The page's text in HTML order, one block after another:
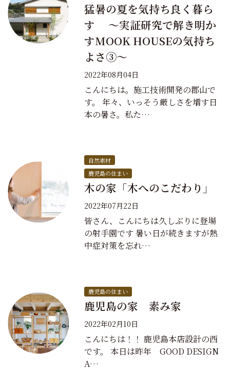
猛暑の夏を気持ち良く暮ら
す ～実証研究で解き明か
すMOOK HOUSEの気持ち
よさ③～
2022年08月04日
こんにちは。施工技術開発の郡山で
す。 年々、いっそう厳しさを増す日
本の暑さ。私た…
自然素材
鹿児島の住まい
木の家「木へのこだわり」
2022年07月22日
皆さん、こんにちは久しぶりに登場
の射手園です 暑い日が続きますが熱
中症対策を忘れ…
鹿児島の住まい
鹿児島の家 素み家
2022年02月10日
こんにちは！！ 鹿児島本店設計の西
です。 本日は昨年 GOOD DESIGN
A…